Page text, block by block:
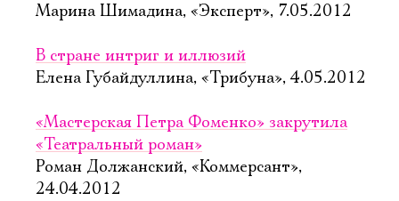
Марина Шимадина, «Эксперт», 7.05.2012
В стране интриг и иллюзий
Елена Губайдуллина, «Трибуна», 4.05.2012
«Мастерская Петра Фоменко» закрутила
«Театральный роман»
Роман Должанский, «Коммерсант»,
24.04.2012